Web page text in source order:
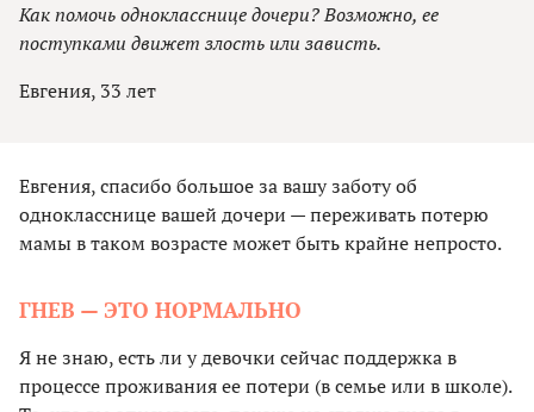
Как помочь однокласснице дочери? Возможно, ее
поступками движет злость или зависть.
Евгения, 33 лет
Евгения, спасибо большое за вашу заботу об
однокласснице вашей дочери — переживать потерю
мамы в таком возрасте может быть крайне непросто.
ГНЕВ — ЭТО НОРМАЛЬНО
Я не знаю, есть ли у девочки сейчас поддержка в
процессе проживания ее потери (в семье или в школе).